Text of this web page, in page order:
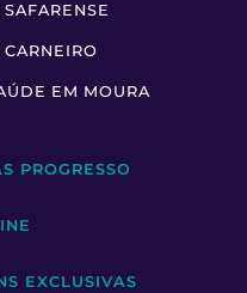
EM MOURA
PROGRESSO
EXCLUSIVAS